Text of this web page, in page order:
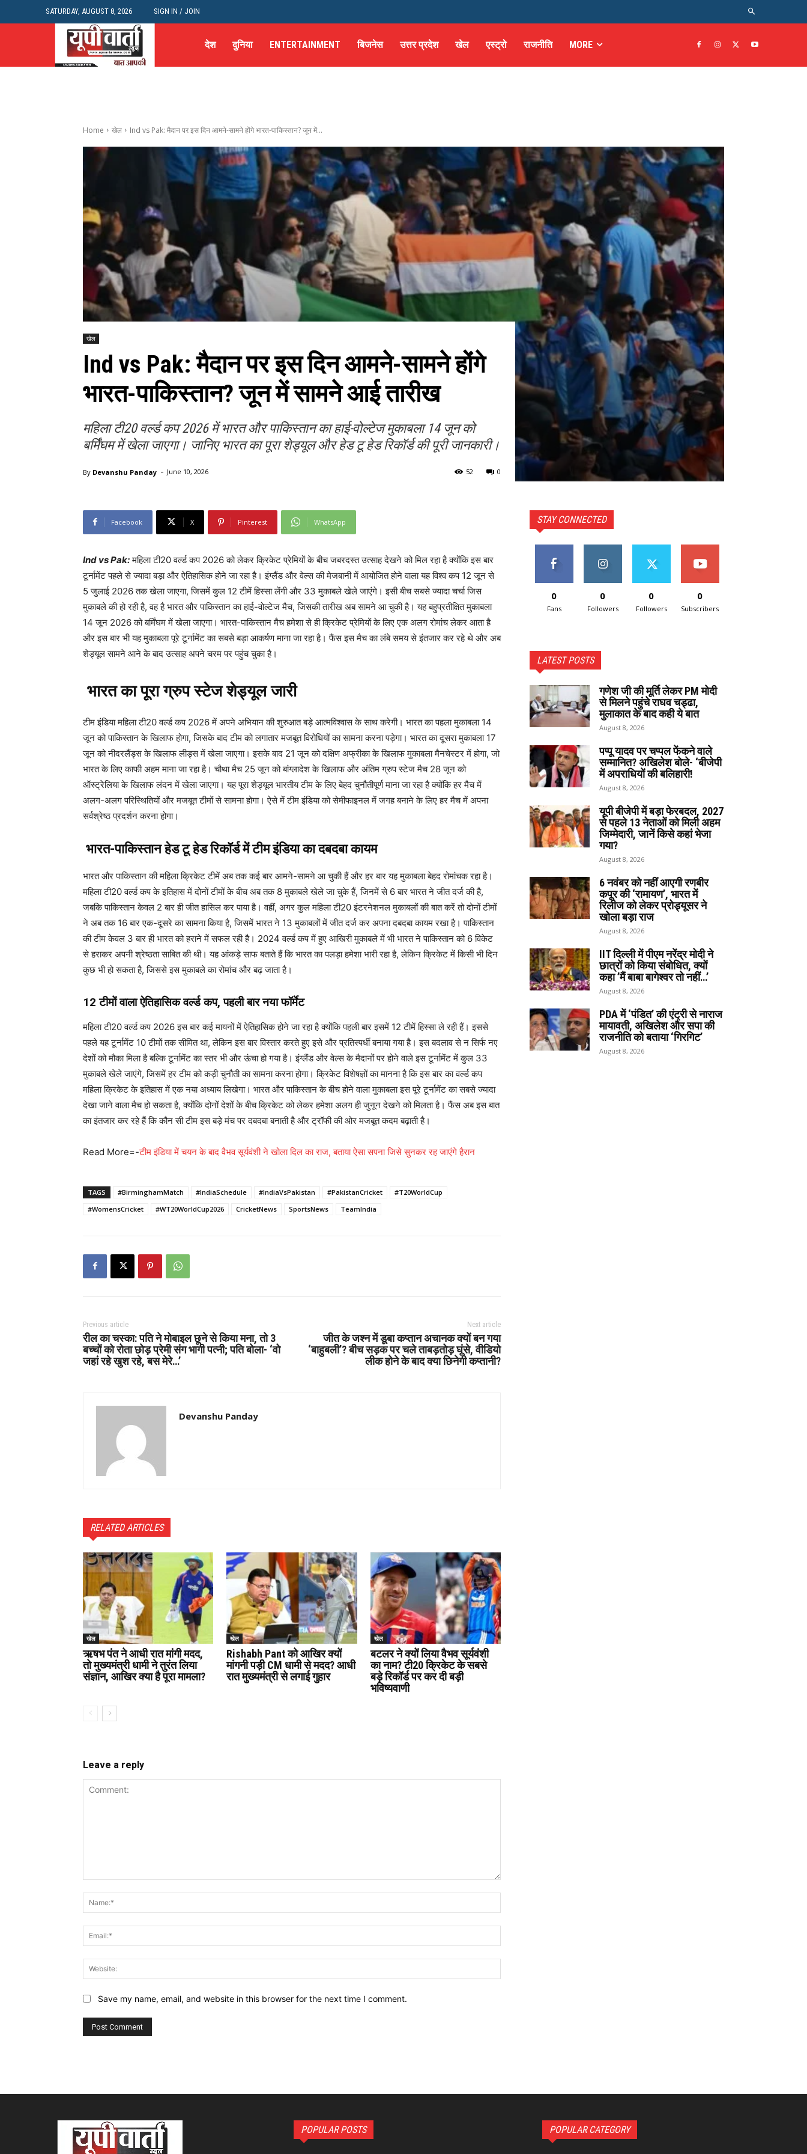
SATURDAY, AUGUST 8, 2026 SIGN IN / JOIN
देश दुनिया ENTERTAINMENT बिजनेस उत्तर प्रदेश खेल एस्ट्रो राजनीति MORE
Home खेल Ind vs Pak: मैदान पर इस दिन आमने-सामने होंगे भारत-पाकिस्तान? जून में...
खेल
Ind vs Pak: मैदान पर इस दिन आमने-सामने होंगे
भारत-पाकिस्तान? जून में सामने आई तारीख
महिला टी20 वर्ल्ड कप 2026 में भारत और पाकिस्तान का हाई-वोल्टेज मुकाबला 14 जून को
बर्मिंघम में खेला जाएगा। जानिए भारत का पूरा शेड्यूल और हेड टू हेड रिकॉर्ड की पूरी जानकारी।
By Devanshu Panday - June 10, 2026 0
52
Facebook X Pinterest WhatsApp
Ind vs Pak:महिला टी20 वर्ल्ड कप 2026 को लेकर क्रिकेट प्रेमियों के बीच जबरदस्त उत्साह देखने को मिल रहा है क्योंकि इस बार
टूर्नामेंट पहले से ज्यादा बड़ा और ऐतिहासिक होने जा रहा है। इंग्लैंड और वेल्स की मेजबानी में आयोजित होने वाला यह विश्व कप 12 जून से
5 जुलाई 2026 तक खेला जाएगा, जिसमें कुल 12 टीमें हिस्सा लेंगी और 33 मुकाबले खेले जाएंगे। इसी बीच सबसे ज्यादा चर्चा जिस
मुकाबले की हो रही है, वह है भारत और पाकिस्तान का हाई-वोल्टेज मैच, जिसकी तारीख अब सामने आ चुकी है। यह बहुप्रतीक्षित मुकाबला
14 जून 2026 को बर्मिंघम में खेला जाएगा। भारत-पाकिस्तान मैच हमेशा से ही क्रिकेट प्रेमियों के लिए एक अलग रोमांच लेकर आता है
और इस बार भी यह मुकाबला पूरे टूर्नामेंट का सबसे बड़ा आकर्षण माना जा रहा है। फैंस इस मैच का लंबे समय से इंतजार कर रहे थे और अब
शेड्यूल सामने आने के बाद उत्साह अपने चरम पर पहुंच चुका है।
भारत का पूरा ग्रुप स्टेज शेड्यूल जारी
टीम इंडिया महिला टी20 वर्ल्ड कप 2026 में अपने अभियान की शुरुआत बड़े आत्मविश्वास के साथ करेगी। भारत का पहला मुकाबला 14
जून को पाकिस्तान के खिलाफ होगा, जिसके बाद टीम को लगातार मजबूत विरोधियों का सामना करना पड़ेगा। भारत का दूसरा मुकाबला 17
जून को नीदरलैंड्स के खिलाफ लीड्स में खेला जाएगा। इसके बाद 21 जून को दक्षिण अफ्रीका के खिलाफ मुकाबला मैनचेस्टर में होगा, जो
भारत के लिए काफी अहम माना जा रहा है। चौथा मैच 25 जून को बांग्लादेश के खिलाफ और अंतिम ग्रुप स्टेज मैच 28 जून को
ऑस्ट्रेलिया के खिलाफ लंदन में खेला जाएगा। यह पूरा शेड्यूल भारतीय टीम के लिए बेहद चुनौतीपूर्ण माना जा रहा है क्योंकि हर मैच में
अलग-अलग परिस्थितियों और मजबूत टीमों से सामना होगा। ऐसे में टीम इंडिया को सेमीफाइनल में जगह बनाने के लिए हर मैच में अपना
सर्वश्रेष्ठ प्रदर्शन करना होगा।
भारत-पाकिस्तान हेड टू हेड रिकॉर्ड में टीम इंडिया का दबदबा कायम
भारत और पाकिस्तान की महिला क्रिकेट टीमें अब तक कई बार आमने-सामने आ चुकी हैं और हर बार यह मुकाबला बेहद रोमांचक रहा है।
महिला टी20 वर्ल्ड कप के इतिहास में दोनों टीमों के बीच अब तक 8 मुकाबले खेले जा चुके हैं, जिनमें से 6 बार भारत ने जीत दर्ज की है,
जबकि पाकिस्तान केवल 2 बार ही जीत हासिल कर पाया है। वहीं, अगर कुल महिला टी20 इंटरनेशनल मुकाबलों की बात करें तो दोनों टीमों
ने अब तक 16 बार एक-दूसरे का सामना किया है, जिसमें भारत ने 13 मुकाबलों में जीत दर्ज कर अपना दबदबा कायम रखा है। पाकिस्तान
की टीम केवल 3 बार ही भारत को हराने में सफल रही है। 2024 वर्ल्ड कप में हुए आखिरी मुकाबले में भी भारत ने पाकिस्तान को 6 विकेट
से हराकर अपनी श्रेष्ठता साबित की थी। यह आंकड़े साफ बताते हैं कि भारत का पलड़ा हमेशा भारी रहा है, लेकिन क्रिकेट में किसी भी दिन
कुछ भी हो सकता है, जिससे इस मुकाबले का रोमांच और बढ़ जाता है।
12 टीमों वाला ऐतिहासिक वर्ल्ड कप, पहली बार नया फॉर्मेट
महिला टी20 वर्ल्ड कप 2026 इस बार कई मायनों में ऐतिहासिक होने जा रहा है क्योंकि पहली बार इसमें 12 टीमें हिस्सा ले रही हैं। इससे
पहले यह टूर्नामेंट 10 टीमों तक सीमित था, लेकिन इस बार विस्तार करते हुए इसे और प्रतिस्पर्धी बनाया गया है। इस बदलाव से न सिर्फ नए
देशों को मौका मिला है बल्कि टूर्नामेंट का स्तर भी और ऊंचा हो गया है। इंग्लैंड और वेल्स के मैदानों पर होने वाले इस टूर्नामेंट में कुल 33
मुकाबले खेले जाएंगे, जिसमें हर टीम को कड़ी चुनौती का सामना करना होगा। क्रिकेट विशेषज्ञों का मानना है कि इस बार का वर्ल्ड कप
महिला क्रिकेट के इतिहास में एक नया अध्याय लिखेगा। भारत और पाकिस्तान के बीच होने वाला मुकाबला इस पूरे टूर्नामेंट का सबसे ज्यादा
देखा जाने वाला मैच हो सकता है, क्योंकि दोनों देशों के बीच क्रिकेट को लेकर हमेशा अलग ही जुनून देखने को मिलता है। फैंस अब इस बात
का इंतजार कर रहे हैं कि कौन सी टीम इस बड़े मंच पर दबदबा बनाती है और ट्रॉफी की ओर मजबूत कदम बढ़ाती है।
Read More=-टीम इंडिया में चयन के बाद वैभव सूर्यवंशी ने खोला दिल का राज, बताया ऐसा सपना जिसे सुनकर रह जाएंगे हैरान
TAGS #BirminghamMatch #IndiaSchedule #IndiaVsPakistan #PakistanCricket
#T20WorldCup
#WomensCricket
#WT20WorldCup2026 CricketNews SportsNews TeamIndia
Previous article
रील का चस्का: पति ने मोबाइल छूने से किया मना, तो 3
बच्चों को रोता छोड़ प्रेमी संग भागी पत्नी; पति बोला- ‘वो
जहां रहे खुश रहे, बस मेरे…’
Next article
जीत के जश्न में डूबा कप्तान अचानक क्यों बन गया
‘बाहुबली’? बीच सड़क पर चले ताबड़तोड़ घूंसे, वीडियो
लीक होने के बाद क्या छिनेगी कप्तानी?
Devanshu Panday
RELATED ARTICLES
खेल
ऋषभ पंत ने आधी रात मांगी मदद,
तो मुख्यमंत्री धामी ने तुरंत लिया
संज्ञान, आखिर क्या है पूरा मामला?
खेल
Rishabh Pant को आखिर क्यों
मांगनी पड़ी CM धामी से मदद? आधी
रात मुख्यमंत्री से लगाई गुहार
खेल
बटलर ने क्यों लिया वैभव सूर्यवंशी
का नाम? टी20 क्रिकेट के सबसे
बड़े रिकॉर्ड पर कर दी बड़ी
भविष्यवाणी
Leave a reply
Save my name, email, and website in this browser for the next time I comment.
STAY CONNECTED
0
Fans
0
Followers
0
Followers
0
Subscribers
LATEST POSTS
गणेश जी की मूर्ति लेकर PM मोदी
से मिलने पहुंचे राघव चड्ढा,
मुलाकात के बाद कही ये बात
August 8, 2026
पप्पू यादव पर चप्पल फेंकने वाले
सम्मानित? अखिलेश बोले- ‘बीजेपी
में अपराधियों की बलिहारी!
August 8, 2026
यूपी बीजेपी में बड़ा फेरबदल, 2027
से पहले 13 नेताओं को मिली अहम
जिम्मेदारी, जानें किसे कहां भेजा
गया?
August 8, 2026
6 नवंबर को नहीं आएगी रणबीर
कपूर की ‘रामायण’, भारत में
रिलीज को लेकर प्रोड्यूसर ने
खोला बड़ा राज
August 8, 2026
IIT दिल्ली में पीएम नरेंद्र मोदी ने
छात्रों को किया संबोधित, क्यों
कहा ’मैं बाबा बागेश्वर तो नहीं…’
August 8, 2026
PDA में ‘पंडित’ की एंट्री से नाराज
मायावती, अखिलेश और सपा की
राजनीति को बताया ‘गिरगिट’
August 8, 2026
POPULAR POSTS POPULAR CATEGORY